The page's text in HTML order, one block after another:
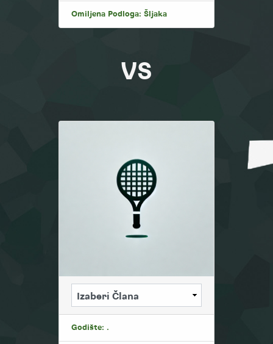
Omiljena Podloga: Šljaka
VS
Godište: .